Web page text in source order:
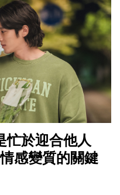
忙於迎合他人
感變質的關鍵